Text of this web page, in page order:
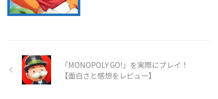
「MONOPOLY GO!」を実際にプレイ！
【面白さと感想をレビュー】